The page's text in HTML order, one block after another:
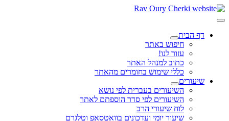
דף הבית
חיפוש באתר
עזור לנו!
כתוב למנהל האתר
כללי שימוש בחומרים מהאתר
שיעורים
השיעורים בעברית לפי נושא
השיעורים לפי סדר הוספתם לאתר
לוח שיעורי הרב
שיעור יומי ועדכונים בוואטסאפ וטלגרם